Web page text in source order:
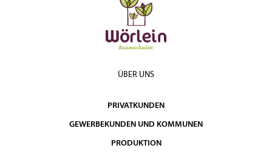
ÜBER UNS
PRIVATKUNDEN
GEWERBEKUNDEN UND KOMMUNEN
PRODUKTION